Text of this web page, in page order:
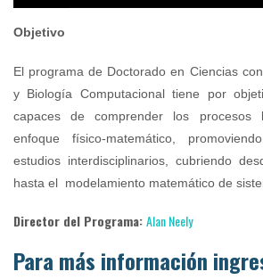
Objetivo
El programa de Doctorado en Ciencias
y Biología Computacional tiene por
capaces de comprender los procesos
enfoque físico-matemático,
estudios interdisciplinarios, cubriendo
hasta el modelamiento matemático de
Director del Programa:Alan Neely
Para más información